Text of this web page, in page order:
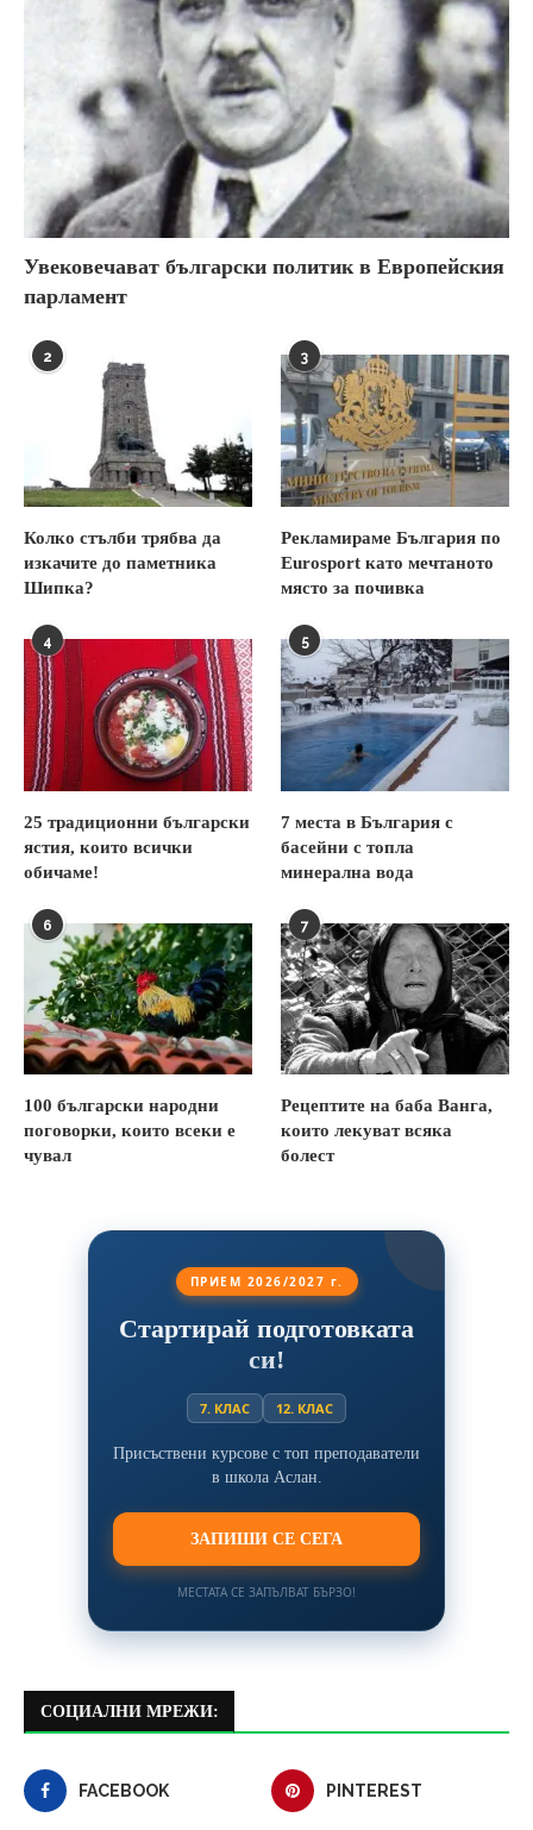
Увековечават български политик в Европейския
парламент
2
Колко стълби трябва да
изкачите до паметника
Шипка?
3
Рекламираме България по
Eurosport като мечтаното
място за почивка
4
25 традиционни български
ястия, които всички
обичаме!
5
7 места в България с
басейни с топла
минерална вода
6
100 български народни
поговорки, които всеки е
чувал
7
Рецептите на баба Ванга,
които лекуват всяка
болест
ПРИЕМ 2026/2027 г.
Стартирай подготовката
си!
7. КЛАС 12. КЛАС
Присъствени курсове с топ преподаватели
в школа Аслан.
ЗАПИШИ СЕ СЕГА
МЕСТАТА СЕ ЗАПЪЛВАТ БЪРЗО!
СОЦИАЛНИ МРЕЖИ:
FACEBOOK PINTEREST